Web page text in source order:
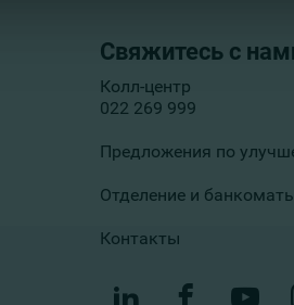
Свяжитесь с
Колл-центр
022 269 999
Предложения по
Отделение и
Контакты